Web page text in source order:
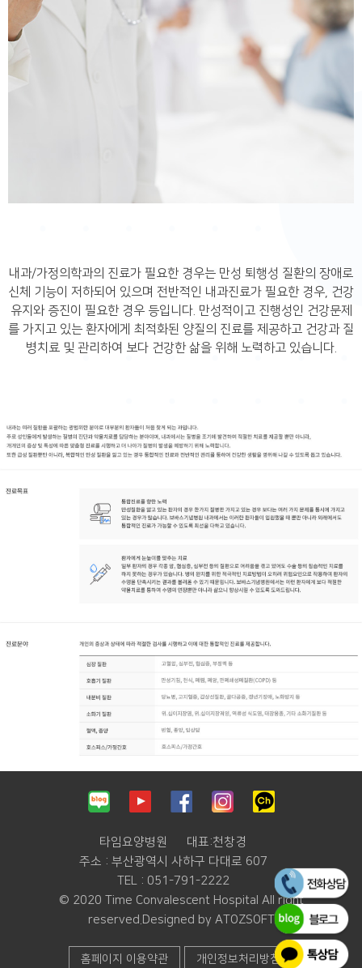
내과/가정의학과의 진료가 필요한 경우는 만성 퇴행성 질환의 장애로
신체 기능이 저하되어 있으며 전반적인 내과진료가 필요한 경우, 건강
유지와 증진이 필요한 경우 등입니다. 만성적이고 진행성인 건강문제
를 가지고 있는 환자에게 최적화된 양질의 진료를 제공하고 건강과 질
병치료 및 관리하여 보다 건강한 삶을 위해 노력하고 있습니다.
타임요양병원
대표:천창경
주소 : 부산광역시 사하구 다대로 607
TEL : 051-791-2222
© 2020 Time Convalescent Hospital All right
reserved.Designed by ATOZSOFT
홈페이지 이용약관 개인정보처리방침